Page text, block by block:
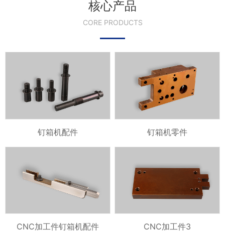
核心产品
CORE PRODUCTS
钉箱机配件 钉箱机零件
CNC加工件钉箱机配件 CNC加工件3